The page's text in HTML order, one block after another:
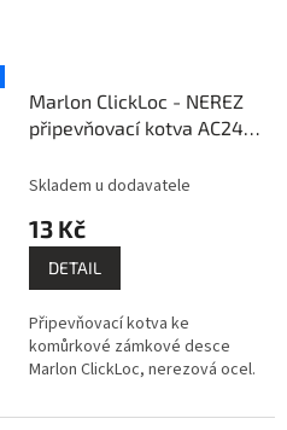
Marlon ClickLoc - NEREZ
připevňovací kotva AC243
Skladem u dodavatele
13 Kč
DETAIL
Připevňovací kotva ke
komůrkové zámkové desce
Marlon ClickLoc, nerezová ocel.